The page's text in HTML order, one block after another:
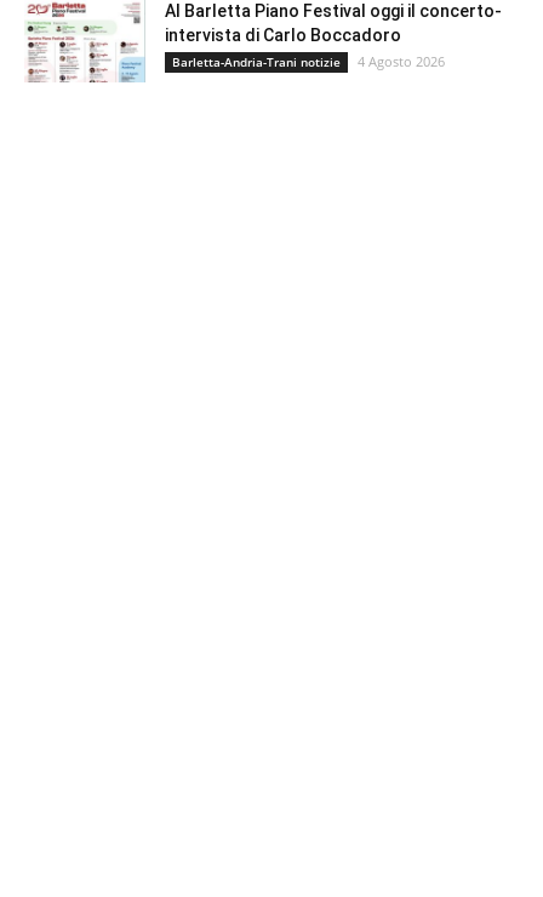
Al Barletta Piano Festival oggi il concerto-
intervista di Carlo Boccadoro
Barletta-Andria-Trani notizie 4 Agosto 2026